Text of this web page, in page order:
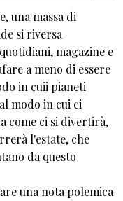
una massa di
si riversa
magazine e
a meno di essere
in cuii pianeti
modo in cui ci
come ci si divertirà,
l'estate, che
da questo
una nota polemica